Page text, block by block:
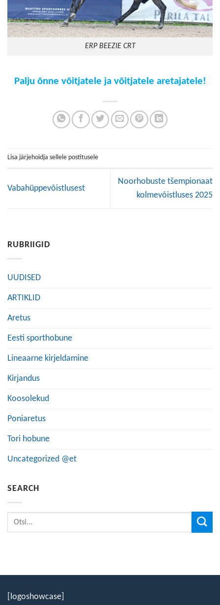
ERP BEEZIE CRT
Palju õnne võitjatele ja võitjatele aretajatele!
Lisa järjehoidja sellele postitusele
Vabahüppevõistlusest
Noorhobuste tšempionaat
kolmevõistluses 2025
RUBRIIGID
UUDISED
ARTIKLID
Aretus
Eesti sporthobune
Lineaarne kirjeldamine
Kirjandus
Koosolekud
Poniaretus
Tori hobune
Uncategorized @et
SEARCH
[logoshowcase]